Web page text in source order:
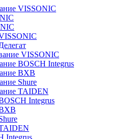
VISSONIC
VISSONIC
BOSCH Integrus
BXB
Shure
TAIDEN
Integrus
Integrus